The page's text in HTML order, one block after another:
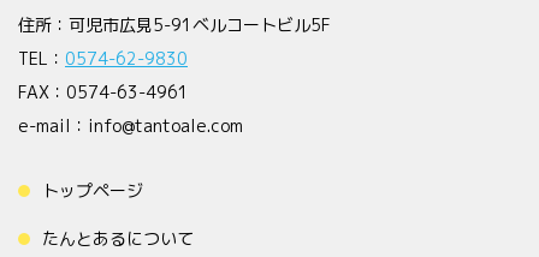
住所：可児市広見5-91ベルコートビル5F
TEL： 0574-62-9830
FAX：0574-63-4961
e-mail：info@tantoale.com
トップページ
たんとあるについて